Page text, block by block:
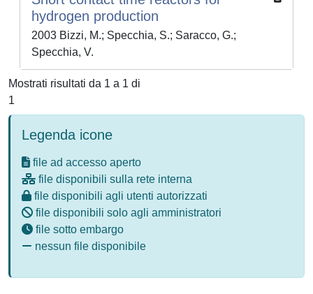
hydrogen production
2003 Bizzi, M.; Specchia, S.; Saracco, G.;
Specchia, V.
Mostrati risultati da 1 a 1 di
1
Legenda icone
file ad accesso aperto
file disponibili sulla rete interna
file disponibili agli utenti autorizzati
file disponibili solo agli amministratori
file sotto embargo
nessun file disponibile